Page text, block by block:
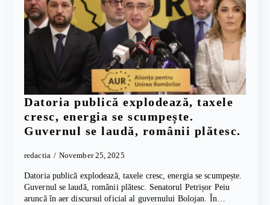
Datoria publică explodează, taxele
cresc, energia se scumpește.
Guvernul se laudă, românii plătesc.
redactia November 25, 2025
Datoria publică explodează, taxele cresc, energia se scumpește.
Guvernul se laudă, românii plătesc. Senatorul Petrișor Peiu
aruncă în aer discursul oficial al guvernului Bolojan. În…